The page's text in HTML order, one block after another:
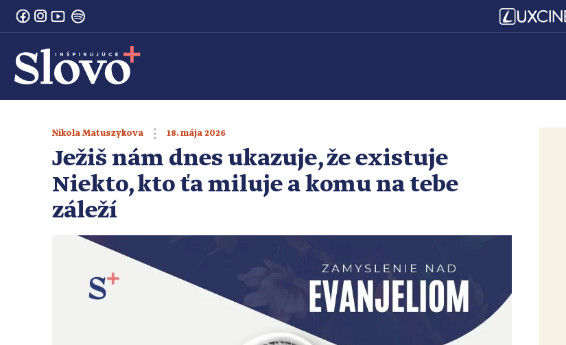
Nikola Matuszykova 18. mája 2026
Ježiš nám dnes ukazuje, že existuje
Niekto, kto ťa miluje a komu na tebe
záleží